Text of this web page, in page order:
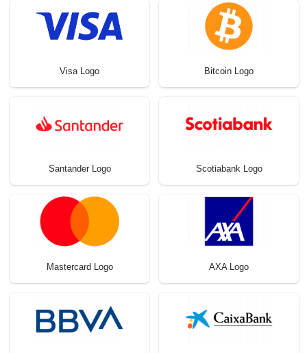
Visa Logo Bitcoin Logo
Santander Logo Scotiabank Logo
Mastercard Logo AXA Logo